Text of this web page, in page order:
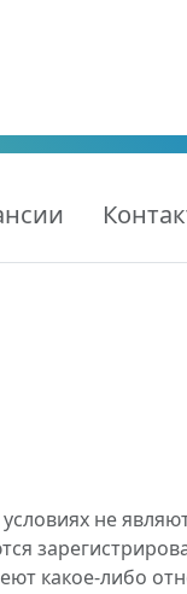
не
какое-либо